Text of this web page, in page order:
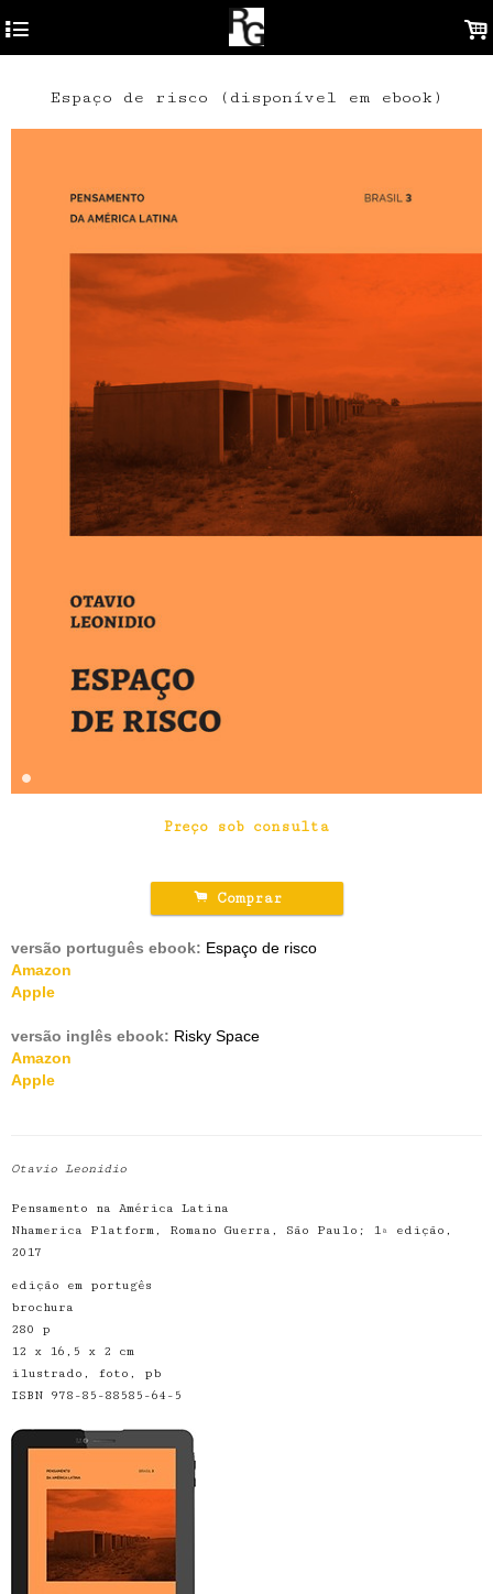
4 .
Espaço de risco (disponível em ebook)
Preço sob consulta
. Comprar
versão português ebook: Espaço de risco
Amazon
Apple
versão inglês ebook: Risky Space
Amazon
Apple
Otavio Leonidio
Pensamento na América Latina
Nhamerica Platform, Romano Guerra, São Paulo; 1ª edição,
2017
edição em portugês
brochura
280 p
12 x 16,5 x 2 cm
ilustrado, foto, pb
ISBN 978-85-88585-64-5